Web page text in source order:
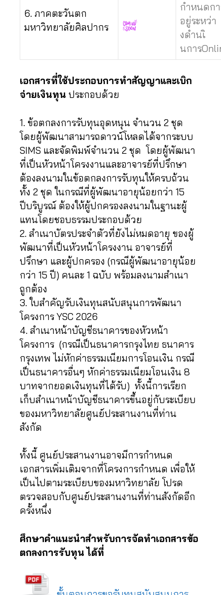
6. ภาคตะวันตก
มหาวิทยาลัยศิลปากร
กำหนดก
อยู่ระหว่า
งดำนเิ
นการ
เอกสารที่ใช้ประกอบการทำสัญญาและเบิก
จ่ายเงินทุน ประกอบด้วย
1. ข้อตกลงการรับทุนอุดหนุน จำนวน 2 ชุด
โดยผู้พัฒนาสามารถดาวน์โหลดได้จากระบบ
SIMS และจัดพิมพ์จำนวน 2 ชุด โดยผู้พัฒนา
ที่เป็นหัวหน้าโครงงานและอาจารย์ที่ปรึกษา
ต้องลงนามในข้อตกลงการรับทุนให้ครบถ้วน
ทั้ง 2 ชุด ในกรณีที่ผู้พัฒนาอายุน้อยกว่า 15
ปีบริบูรณ์ ต้องให้ผู้ปกครองลงนามในฐานะผู้
แทนโดยชอบธรรมประกอบด้วย
2. สำเนาบัตรประจำตัวที่ยังไม่หมดอายุ ของผู้
พัฒนาที่เป็นหัวหน้าโครงงาน อาจารย์ที่
ปรึกษา และผู้ปกครอง (กรณีผู้พัฒนาอายุน้อย
กว่า 15 ปี) คนละ 1 ฉบับ พร้อมลงนามสำเนา
ถูกต้อง
3. ใบสำคัญรับเงินทุนสนับสนุนการพัฒนา
โครงการ YSC 2026
4. สำเนาหน้าบัญชีธนาคารของหัวหน้า
โครงการ (กรณีเป็นธนาคารกรุงไทย ธนาคาร
กรุงเทพ ไม่หักค่าธรรมเนียมการโอนเงิน กรณี
เป็นธนาคารอื่นๆ หักค่าธรรมเนียมโอนเงิน 8
บาทจากยอดเงินทุนที่ได้รับ) ทั้งนี้การเรียก
เก็บสำเนาหน้าบัญชีธนาคารขึ้นอยู่กับระเบียบ
ของมหาวิทยาลัยศูนย์ประสานงานที่ท่าน
สังกัด
ทั้งนี้ ศูนย์ประสานงานอาจมีการกำหนด
เอกสารเพิ่มเติมจากที่โครงการกำหนด เพื่อให้
เป็นไปตามระเบียบของมหาวิทยาลัย โปรด
ตรวจสอบกับศูนย์ประสานงานที่ท่านสังกัดอีก
ครั้งหนึ่ง
ศึกษาคำแนะนำสำหรับการจัดทำเอกสารข้อ
ตกลงการรับทุน ได้ที่